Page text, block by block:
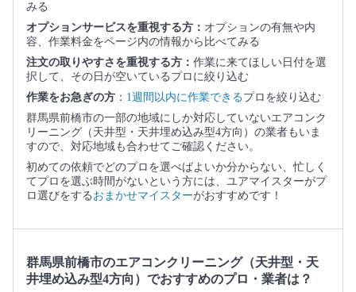
みる
オプションサービスを重視する方： オプションの有無や内
容、作業料金をページ内の情報から比べてみる
注文の取りやすさを重視する方： 作業に来てほしい日付を選
択して、その日が空いているプロに絞り込む
作業をお急ぎの方 ： 1週間以内に作業できるプロを絞り込む
群馬県前橋市の一部の地域にしか対応していないエアコンク
リーニング（天井型・天井埋め込み型4方向）の業者もいま
すので、対応地域も合わせてご確認ください。
初めての依頼でどのプロを選べばよいか分からない、忙しく
てプロを選ぶ時間がないという方には、ユアマイスターがプ
ロ選びをする おまかせマイスターがおすすめです！
群馬県前橋市のエアコンクリーニング（天井型・天
井埋め込み型4方向）でおすすめのプロ・業者は？